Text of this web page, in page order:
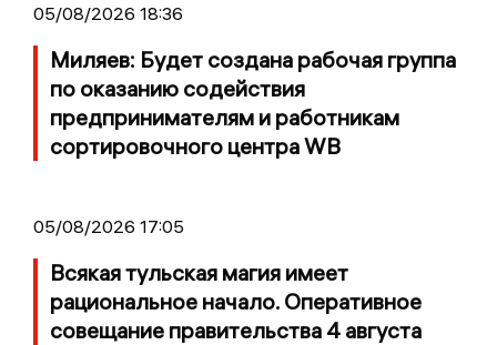
05/08/2026 18:36
Миляев: Будет создана рабочая группа
по оказанию содействия
предпринимателям и работникам
сортировочного центра WB
05/08/2026 17:05
Всякая тульская магия имеет
рациональное начало. Оперативное
совещание правительства 4 августа